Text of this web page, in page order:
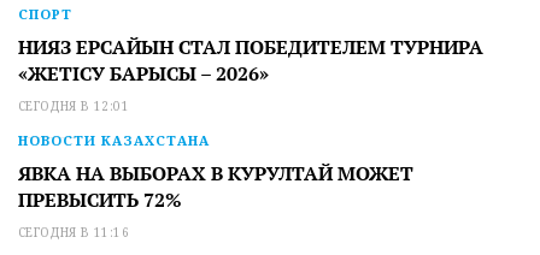
СПОРТ
НИЯЗ ЕРСАЙЫН СТАЛ ПОБЕДИТЕЛЕМ ТУРНИРА
«ЖЕТІСУ БАРЫСЫ – 2026»
СЕГОДНЯ В 12:01
НОВОСТИ КАЗАХСТАНА
ЯВКА НА ВЫБОРАХ В КУРУЛТАЙ МОЖЕТ
ПРЕВЫСИТЬ 72%
СЕГОДНЯ В 11:16